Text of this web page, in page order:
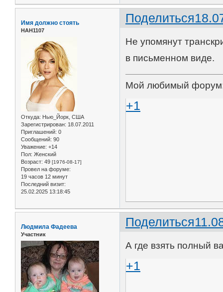
Поделиться
Имя должно стоять
НАН1107
Откуда: Нью_Йорк, США
Зарегистрирован: 18.07.2011
Приглашений: 0
Сообщений: 90
Уважение: +14
Пол: Женский
Возраст: 49 [1976-08-17]
Провел на форуме:
19 часов 12 минут
Последний визит:
25.02.2025 13:18:45
Не упомянут
в письменном виде.
Мой любимый
+1
Поделиться
Людмила Фадеева
Участник
А где взять полный
+1